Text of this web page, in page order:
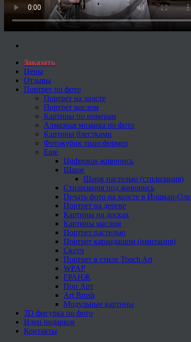
Заказать
Цены
Отзывы
Портрет по фото
Портрет на холсте
Портрет маслом
Картины по номерам
Алмазная мозаика по фото
Картины блестками
Фотокубик трансформер
Еще
Цифровая живопись
Шарж
Шарж пастелью (стилизация)
Стилизация под живопись
Печать фото на холсте в Йошкар-Оле
Портрет на дереве
Картины на досках
Картины маслом
Портрет пастелью
Портрет карандашом (имитация)
Скетч
Портрет в стиле Touch Art
WPAP
ГРАНЖ
Поп Арт
Art Brush
Модульные картины
3D фигурка по фото
Идеи подарков
Контакты